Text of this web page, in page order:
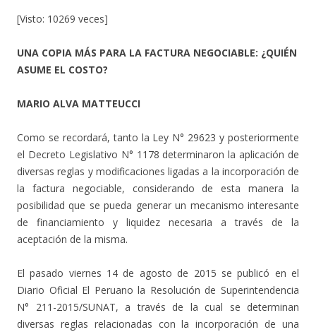
[Visto: 10269 veces]
UNA COPIA MÁS PARA LA FACTURA NEGOCIABLE: ¿QUIÉN
ASUME EL COSTO?
MARIO ALVA MATTEUCCI
Como se recordará, tanto la Ley N° 29623 y posteriormente
el Decreto Legislativo N° 1178 determinaron la aplicación de
diversas reglas y modificaciones ligadas a la incorporación de
la factura negociable, considerando de esta manera la
posibilidad que se pueda generar un mecanismo interesante
de financiamiento y liquidez necesaria a través de la
aceptación de la misma.
El pasado viernes 14 de agosto de 2015 se publicó en el
Diario Oficial El Peruano la Resolución de Superintendencia
N° 211-2015/SUNAT, a través de la cual se determinan
diversas reglas relacionadas con la incorporación de una